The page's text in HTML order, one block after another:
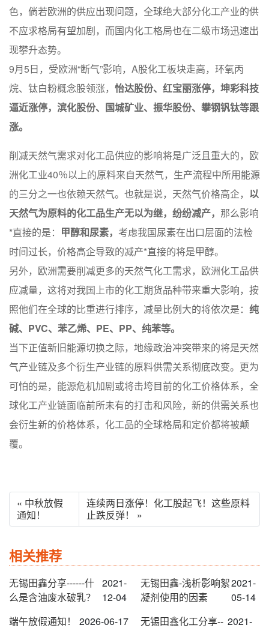
色，倘若欧洲的供应出现问题，全球绝大部分化工产业的供
不应求格局有望加剧，而国内化工格局也在二级市场迅速出
现攀升态势。
9月5日，受欧洲“断气”影响，A股化工板块走高，环氧丙
烷、钛白粉概念股领涨， 怡达股份、红宝丽涨停，坤彩科技
逼近涨停，滨化股份、国城矿业、振华股份、攀钢钒钛等跟
涨。
削减天然气需求对化工品供应的影响将是广泛且重大的，欧
洲化工业40％以上的原料来自天然气，生产流程中所用能源
的三分之一也依赖天然气。也就是说，天然气价格高企， 以
天然气为原料的化工品生产无以为继，纷纷减产， 那么影响
*直接的是： 甲醇和尿素， 考虑我国尿素在出口层面的法检
时间过长，价格高企导致的减产*直接的将是甲醇。
另外，欧洲需要削减更多的天然气化工需求，欧洲化工品供
应减量，这将对我国上市的化工期货品种带来重大影响，按
照他们在全球的比重进行排序，减量比例大的将依次是： 纯
碱、PVC、苯乙烯、PE、PP、纯苯等。
当下正值新旧能源切换之际，地缘政治冲突带来的将是天然
气产业链及多个衍生产业链的原料供需关系彻底改变。更为
可怕的是，能源危机加剧或将击垮目前的化工价格体系，全
球化工产业链面临前所未有的打击和风险，新的供需关系也
会衍生新的价格体系，化工品的全球格局和定价都将被颠
覆。
« 中秋放假
通知！
连续两日涨停！化工股起飞！这些原料
止跌反弹！ »
相关推荐
无锡田鑫分享------什
么是含油废水破乳？
2021-
12-04
无锡田鑫-浅析影响絮
凝剂使用的因素
2021-
05-14
端午放假通知！
2026-06-17
无锡田鑫化工分享-- 2021-